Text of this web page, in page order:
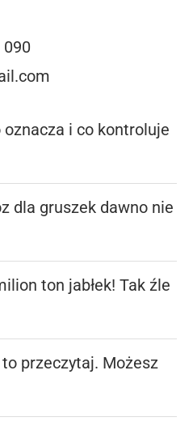
oznacza i co kontroluje
dla gruszek dawno nie
ton jabłek! Tak źle
przeczytaj. Możesz